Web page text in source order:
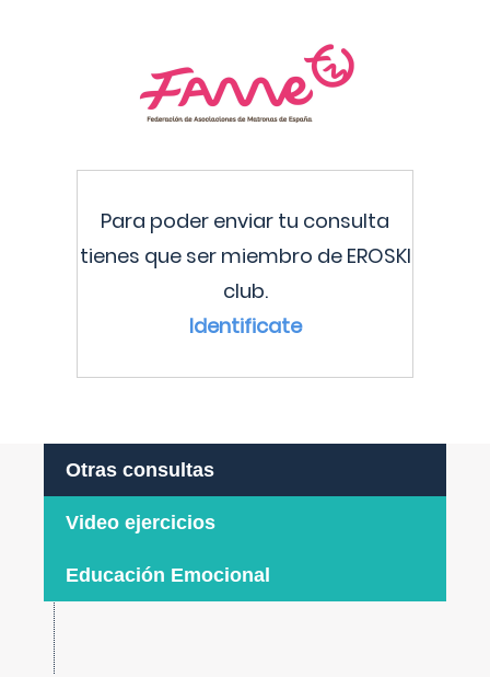
Para poder enviar tu consulta
tienes que ser miembro de EROSKI
club.
Identificate
Otras consultas
Video ejercicios
Educación Emocional